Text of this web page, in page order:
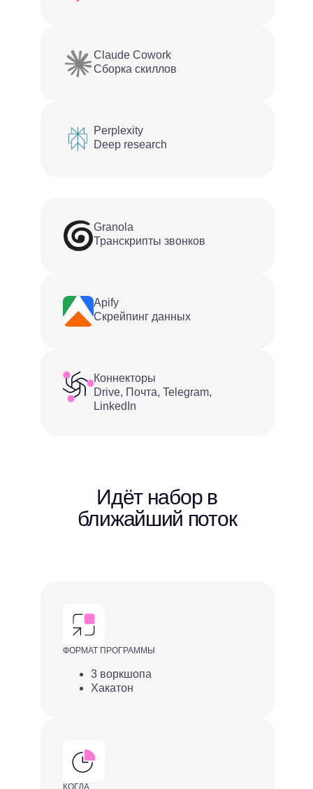
Claude Cowork
Сборка скиллов
Perplexity
Deep research
Granola
Транскрипты звонков
Apify
Скрейпинг данных
Коннекторы
Drive, Почта, Telegram,
LinkedIn
Идёт набор в
ближайший поток
ФОРМАТ ПРОГРАММЫ
3 воркшопа
Хакатон
КОГДА